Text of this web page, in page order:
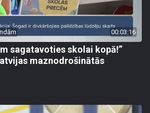
00:03:16
sagatavoties skolai kopā!”
maznodrošinātās